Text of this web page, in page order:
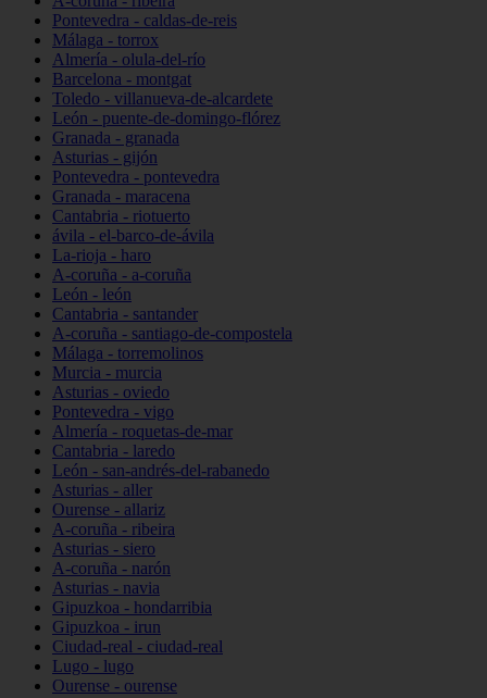
Pontevedra - caldas-de-reis
Málaga - torrox
Almería - olula-del-río
Barcelona - montgat
Toledo - villanueva-de-alcardete
León - puente-de-domingo-flórez
Granada - granada
Asturias - gijón
Pontevedra - pontevedra
Granada - maracena
Cantabria - riotuerto
ávila - el-barco-de-ávila
La-rioja - haro
A-coruña - a-coruña
León - león
Cantabria - santander
A-coruña - santiago-de-compostela
Málaga - torremolinos
Murcia - murcia
Asturias - oviedo
Pontevedra - vigo
Almería - roquetas-de-mar
Cantabria - laredo
León - san-andrés-del-rabanedo
Asturias - aller
Ourense - allariz
A-coruña - ribeira
Asturias - siero
A-coruña - narón
Asturias - navia
Gipuzkoa - hondarribia
Gipuzkoa - irun
Ciudad-real - ciudad-real
Lugo - lugo
Ourense - ourense